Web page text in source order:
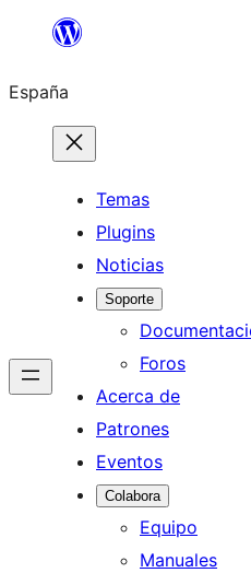
Saltar
contenido
España
Temas
Plugins
Noticias
Soporte
Foros
Acerca de
Patrones
Eventos
Colabora
Equipo
Manuales